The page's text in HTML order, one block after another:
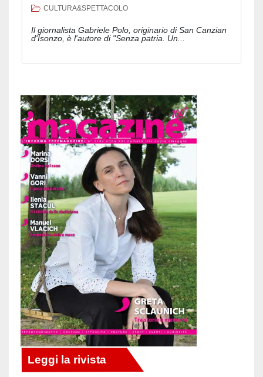
CULTURA&SPETTACOLO
Il giornalista Gabriele Polo, originario di San Canzian
d'Isonzo, è l'autore di "Senza patria. Un...